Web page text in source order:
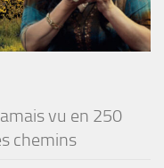
vu en 250
chemins